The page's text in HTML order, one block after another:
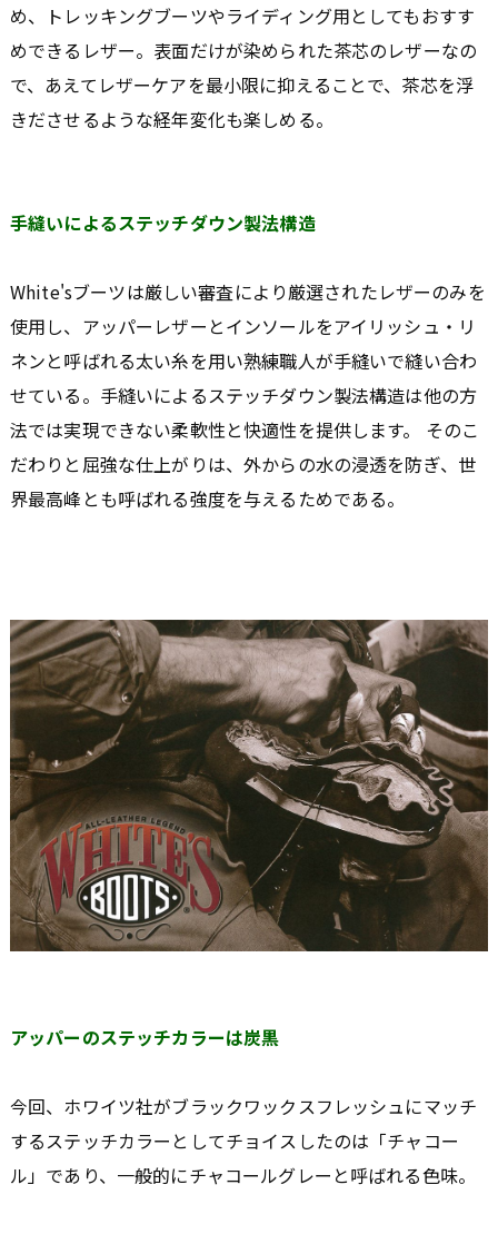
め、トレッキングブーツやライディング用としてもおすす
めできるレザー。表面だけが染められた茶芯のレザーなの
で、あえてレザーケアを最小限に抑えることで、茶芯を浮
きださせるような経年変化も楽しめる。
手縫いによるステッチダウン製法構造
White'sブーツは厳しい審査により厳選されたレザーのみを
使用し、アッパーレザーとインソールをアイリッシュ・リ
ネンと呼ばれる太い糸を用い熟練職人が手縫いで縫い合わ
せている。手縫いによるステッチダウン製法構造は他の方
法では実現できない柔軟性と快適性を提供します。 そのこ
だわりと屈強な仕上がりは、外からの水の浸透を防ぎ、世
界最高峰とも呼ばれる強度を与えるためである。
アッパーのステッチカラーは炭黒
今回、ホワイツ社がブラックワックスフレッシュにマッチ
するステッチカラーとしてチョイスしたのは「チャコー
ル」であり、一般的にチャコールグレーと呼ばれる色味。